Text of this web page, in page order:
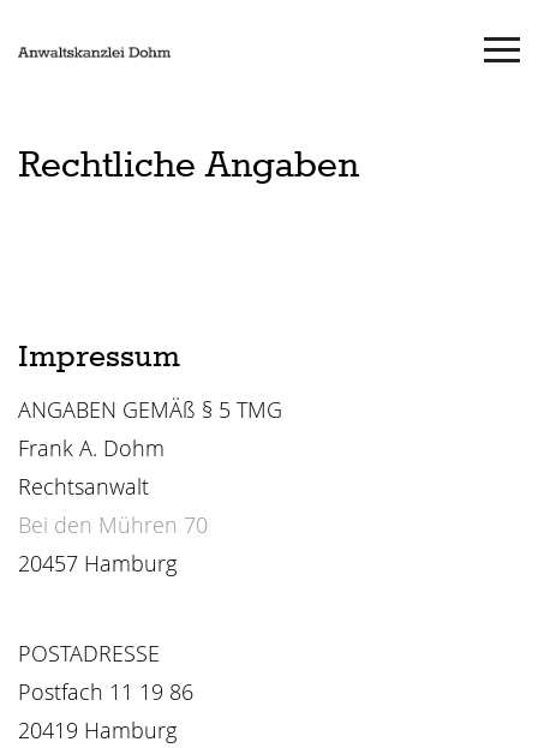
Rechtliche Angaben
Impressum
ANGABEN GEMÄß § 5 TMG
Frank A. Dohm
Rechtsanwalt
Bei den Mühren 70
20457 Hamburg
POSTADRESSE
Postfach 11 19 86
20419 Hamburg